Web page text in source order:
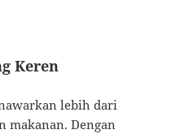
Keren
lebih dari
makanan. Dengan